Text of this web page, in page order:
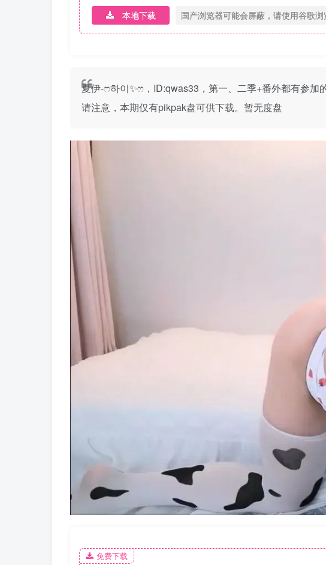
本地下载 国产浏览器可能会屏蔽，请使用谷歌
夏伊-ෆ하이✨ෆ，ID:qwas33，第一、二季+番外都有参加
请注意，本期仅有pikpak盘可供下载。暂无度盘
免费下载